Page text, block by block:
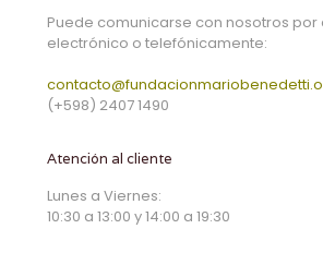
Puede comunicarse con nosotros por
electrónico o telefónicamente:
(+598) 2407 1490
Atención al cliente
Lunes a Viernes:
10:30 a 13:00 y 14:00 a 19:30